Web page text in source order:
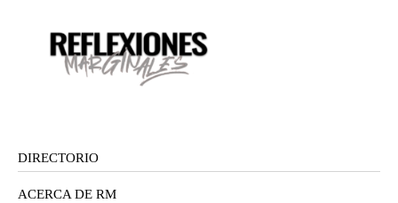
DIRECTORIO
ACERCA DE RM